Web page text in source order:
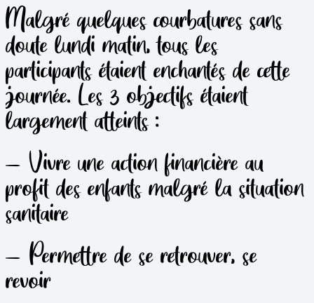
Malgré quelques courbatures sans
doute lundi matin, tous les
participants étaient enchantés de cette
journée. Les 3 objectifs étaient
largement atteints :
– Vivre une action financière au
profit des enfants malgré la situation
sanitaire
– Permettre de se retrouver, se
revoir